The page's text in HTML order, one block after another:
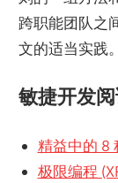
跨职能团队之
文的适当实践。
敏捷开发
精益中的 8
极限编程